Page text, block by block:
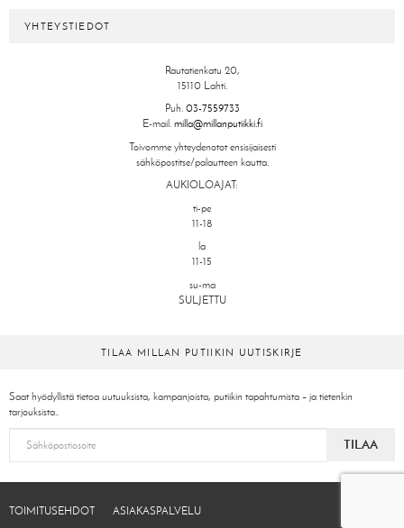
YHTEYSTIEDOT
Rautatienkatu 20,
15110 Lahti.
Puh. 03-7559733
E-mail. milla@millanputiikki.fi
Toivomme yhteydenotot ensisijaisesti
sähköpostitse/palautteen kautta.
AUKIOLOAJAT:
ti-pe
11-18
la
11-15
su-ma
SULJETTU
TILAA MILLAN PUTIIKIN UUTISKIRJE
Saat hyödyllistä tietoa uutuuksista, kampanjoista, putiikin tapahtumista – ja tietenkin
tarjouksista..
TILAA
TOIMITUSEHDOT ASIAKASPALVELU